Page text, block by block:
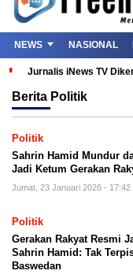
NEWS NASIONAL
Jurnalis iNews TV
Berita Politik
Politik
Sahrin Hamid Mundur
Jadi Ketum Gerakan
Jumat, 23 Januari 2026 - 17:42
Politik
Gerakan Rakyat Resmi
Sahrin Hamid: Tak
Baswedan